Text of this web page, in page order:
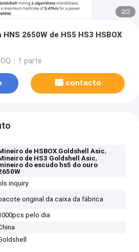
2/2
2650W de HS5 HS3 HSBOX
：1 parte
contacto
de HSBOX Goldshell Asic,
de HS3 Goldshell Asic,
do escudo hs5 do ouro
inquiry
original da caixa da fábrica
pelo dia